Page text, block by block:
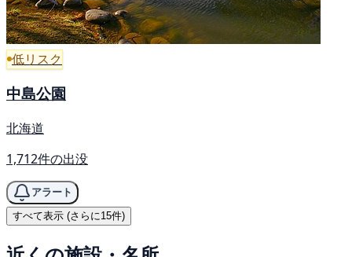
低リスク
中島公園
北海道
1,712件の出没
アラート
すべて表示 (さらに15件)